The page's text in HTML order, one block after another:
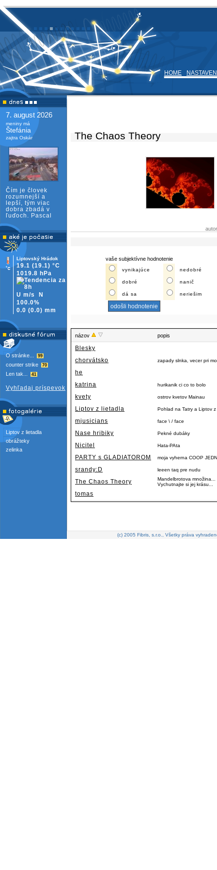
HOME
7. august 2026
meniny má
Štefánia
zajtra Oskár
Čím je človek
rozumnejší a
lepší, tým viac
dobra zbadá v
ľuďoch. Pascal
Liptovský Hrádok
19.1 (19.1) °C
1019.8 hPa
U m/s
N
100.0%
0.0 (0.0) mm
O stránke... 99
counter strike 70
Len tak... 41
Vyhľadaj príspevok
Liptov z lietadla
obrážteky
zelinka
The Chaos Theory
vaše subjektívne hodnotenie
vynikajúce nedobré
dobré nanič
dá sa neriešim
názov popis
Blesky
chorvátsko
zapady slnka, vecer pri
he
katrina
hurikanik ci co to bolo
kvety ostrov kvetov Mainau
Liptov z lietadla Pohlad na Tatry a Liptov
mjusicians face \ / face
Nase hribiky Pekné dubáky
Nicitel Hata-PAta
PARTY s GLADIATOROM moja vyherna COOP
srandy:D leeen taq pre nudu
The Chaos Theory
Mandelbrotova
Vychutnajte si jej krásu...
tomas
(c) 2005 Fibris, s.r.o., Všetky práva